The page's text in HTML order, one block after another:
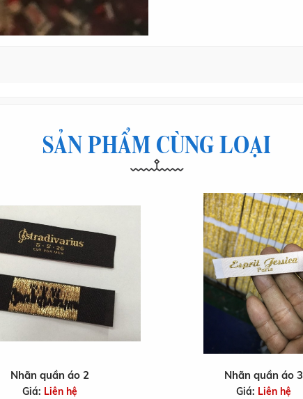
SẢN PHẨM CÙNG LOẠI
Nhãn quần áo 2
Giá: Liên hệ
Nhãn quần áo 3
Giá: Liên hệ